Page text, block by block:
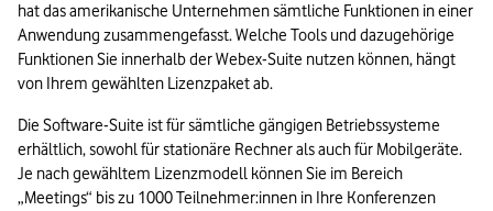
hat das amerikanische Unternehmen sämtliche Funktionen in einer
Anwendung zusammengefasst. Welche Tools und dazugehörige
Funktionen Sie innerhalb der Webex-Suite nutzen können, hängt
von Ihrem gewählten Lizenzpaket ab.
Die Software-Suite ist für sämtliche gängigen Betriebssysteme
erhältlich, sowohl für stationäre Rechner als auch für Mobilgeräte.
Je nach gewähltem Lizenzmodell können Sie im Bereich
„Meetings“ bis zu 1000 Teilnehmer:innen in Ihre Konferenzen